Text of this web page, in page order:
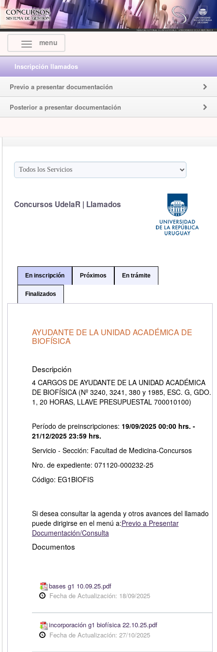
menu
Inscripción llamados
Previo a presentar documentación
Posterior a presentar documentación
Concursos UdelaR | Llamados
En inscripción Próximos En trámite
Finalizados
AYUDANTE DE LA UNIDAD ACADÉMICA DE
BIOFÍSICA
Descripción
4 CARGOS DE AYUDANTE DE LA UNIDAD ACADÉMICA
DE BIOFÍSICA (Nº 3240, 3241, 380 y 1985, ESC. G, GDO.
1, 20 HORAS, LLAVE PRESUPUESTAL 700010100)
Período de preinscripciones: 19/09/2025 00:00 hrs. -
21/12/2025 23:59 hrs.
Servicio - Sección: Facultad de Medicina-Concursos
Nro. de expediente: 071120-000232-25
Código: EG1BIOFIS
Si desea consultar la agenda y otros avances del llamado
puede dirigirse en el menú a:Previo a Presentar
Documentación/Consulta
Documentos
bases g1 10.09.25.pdf
Fecha de Actualización: 18/09/2025
incorporación g1 biofísica 22.10.25.pdf
Fecha de Actualización: 27/10/2025